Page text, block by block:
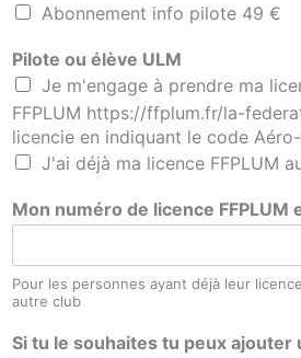
Abonnement info pilote 49 €
Pilote ou élève ULM
Je m'engage à prendre ma
FFPLUM https://ffplum.fr/la-
licencie en indiquant le code
J'ai déjà ma licence FFPLUM
Mon numéro de licence FFPLUM
Pour les personnes ayant déjà leur
autre club
Si tu le souhaites tu peux ajouter